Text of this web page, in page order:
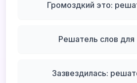
Громоздкий это:
Решатель слов для
Зазвездилась: